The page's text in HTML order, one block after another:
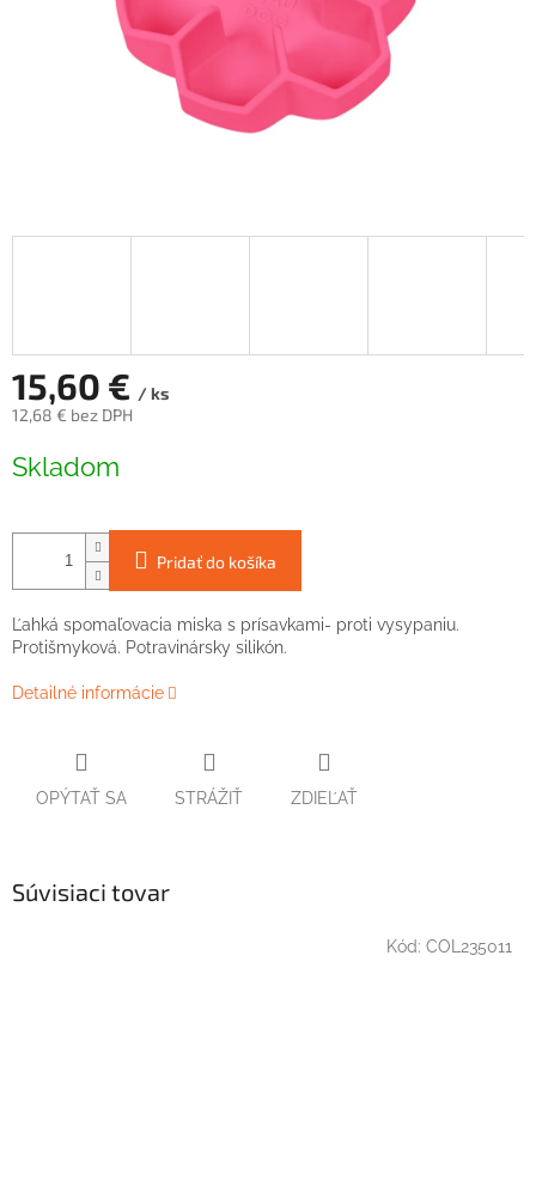
15,60 € / ks
12,68 € bez DPH
cena:
Skladom
Pridať do košíka
Ľahká spomaľovacia miska s prísavkami- proti vysypaniu.
Protišmyková. Potravinársky silikón.
Detailné informácie
OPÝTAŤ SA STRÁŽIŤ ZDIEĽAŤ
Súvisiaci tovar
Kód: COL235011